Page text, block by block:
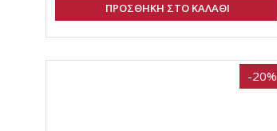
ΠΡΟΣΘΗΚΗ ΣΤΟ ΚΑΛΑΘΙ
-20%